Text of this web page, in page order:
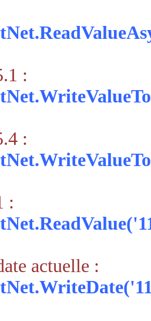
:
:
:
actuelle :